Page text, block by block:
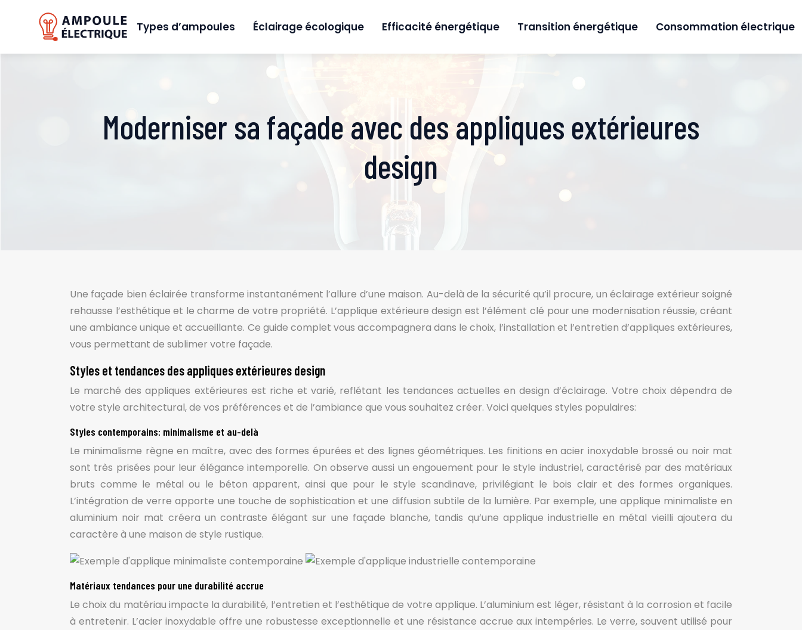
Types d’ampoules Éclairage écologique Efficacité énergétique Transition énergétique Consommation électrique
Moderniser sa façade avec des appliques extérieures
design
Une façade bien éclairée transforme instantanément l’allure d’une maison. Au-delà de la sécurité qu’il procure, un éclairage extérieur soigné
rehausse l’esthétique et le charme de votre propriété. L’applique extérieure design est l’élément clé pour une modernisation réussie, créant
une ambiance unique et accueillante. Ce guide complet vous accompagnera dans le choix, l’installation et l’entretien d’appliques extérieures,
vous permettant de sublimer votre façade.
Styles et tendances des appliques extérieures design
Le marché des appliques extérieures est riche et varié, reflétant les tendances actuelles en design d’éclairage. Votre choix dépendra de
votre style architectural, de vos préférences et de l’ambiance que vous souhaitez créer. Voici quelques styles populaires:
Styles contemporains: minimalisme et au-delà
Le minimalisme règne en maître, avec des formes épurées et des lignes géométriques. Les finitions en acier inoxydable brossé ou noir mat
sont très prisées pour leur élégance intemporelle. On observe aussi un engouement pour le style industriel, caractérisé par des matériaux
bruts comme le métal ou le béton apparent, ainsi que pour le style scandinave, privilégiant le bois clair et des formes organiques.
L’intégration de verre apporte une touche de sophistication et une diffusion subtile de la lumière. Par exemple, une applique minimaliste en
aluminium noir mat créera un contraste élégant sur une façade blanche, tandis qu’une applique industrielle en métal vieilli ajoutera du
caractère à une maison de style rustique.
Matériaux tendances pour une durabilité accrue
Le choix du matériau impacte la durabilité, l’entretien et l’esthétique de votre applique. L’aluminium est léger, résistant à la corrosion et facile
à entretenir. L’acier inoxydable offre une robustesse exceptionnelle et une résistance accrue aux intempéries. Le verre, souvent utilisé pour